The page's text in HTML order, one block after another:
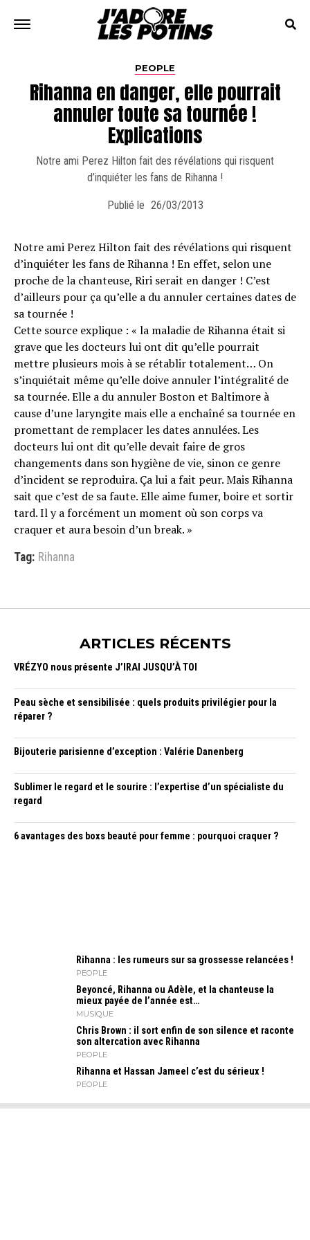
PEOPLE
Rihanna en danger, elle pourrait
annuler toute sa tournée !
Explications
Notre ami Perez Hilton fait des révélations qui risquent
d’inquiéter les fans de Rihanna !
Publié le 26/03/2013
Notre ami Perez Hilton fait des révélations qui risquent
d’inquiéter les fans de Rihanna ! En effet, selon une
proche de la chanteuse, Riri serait en danger ! C’est
d’ailleurs pour ça qu’elle a du annuler certaines dates de
sa tournée !
Cette source explique : « la maladie de Rihanna était si
grave que les docteurs lui ont dit qu’elle pourrait
mettre plusieurs mois à se rétablir totalement… On
s’inquiétait même qu’elle doive annuler l’intégralité de
sa tournée. Elle a du annuler Boston et Baltimore à
cause d’une laryngite mais elle a enchaîné sa tournée en
promettant de remplacer les dates annulées. Les
docteurs lui ont dit qu’elle devait faire de gros
changements dans son hygiène de vie, sinon ce genre
d’incident se reproduira. Ça lui a fait peur. Mais Rihanna
sait que c’est de sa faute. Elle aime fumer, boire et sortir
tard. Il y a forcément un moment où son corps va
craquer et aura besoin d’un break. »
Tag: Rihanna
ARTICLES RÉCENTS
VRÉZYO nous présente J’IRAI JUSQU’À TOI
Peau sèche et sensibilisée : quels produits privilégier pour la
réparer ?
Bijouterie parisienne d’exception : Valérie Danenberg
Sublimer le regard et le sourire : l’expertise d’un spécialiste du
regard
6 avantages des boxs beauté pour femme : pourquoi craquer ?
Rihanna : les rumeurs sur sa grossesse relancées !
PEOPLE
Beyoncé, Rihanna ou Adèle, et la chanteuse la
mieux payée de l’année est…
MUSIQUE
Chris Brown : il sort enfin de son silence et raconte
son altercation avec Rihanna
PEOPLE
Rihanna et Hassan Jameel c’est du sérieux !
PEOPLE